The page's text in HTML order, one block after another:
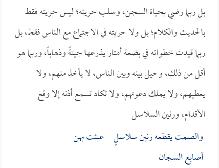
بل ربما رضي بحياة السجن، وسلب حريته؛ ليس حريته فقط
بالحديث والكلام؛ بل ولا حريته في الاجتماع مع الناس فقط، بل
ربما قيدت خطواته في بضعة أمتار يذرعها جيئةً وذهاباً، وربما هو
أقل من ذلك، وحيل بينه وبين الناس، لا يأخذ منهم، ولا
يعطيهم، ولا يملك دعوتهم، ولا تكاد تسمع أذنه إلا وقع
الأقدام، ورنين السلاسل
والصمت يقطعه رنين سلاسلٍ عبثت بهن
أصابع السجان